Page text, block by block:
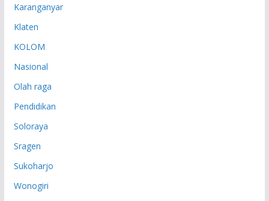
Karanganyar
Klaten
KOLOM
Nasional
Olah raga
Pendidikan
Soloraya
Sragen
Sukoharjo
Wonogiri